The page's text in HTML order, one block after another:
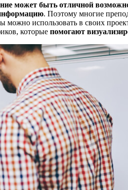
может быть отличной
. Поэтому многие
можно использовать в своих
которые помогают